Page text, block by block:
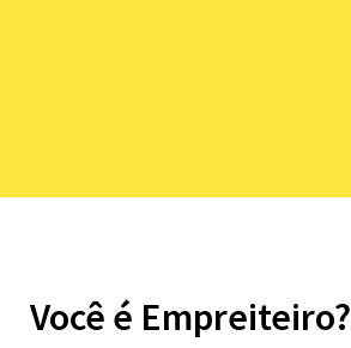
Você é Empreiteiro?